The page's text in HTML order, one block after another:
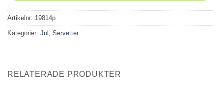
Artikelnr: 19814p
Kategorier: Jul , Servetter
RELATERADE PRODUKTER